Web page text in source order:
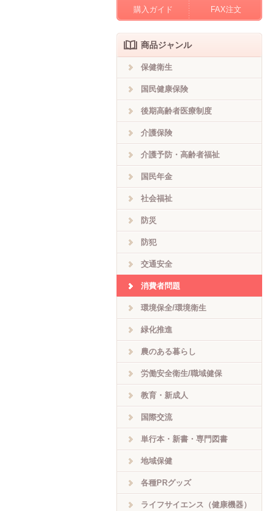
購入ガイド FAX注文
商品ジャンル
保健衛生
国民健康保険
後期高齢者医療制度
介護保険
介護予防・高齢者福祉
国民年金
社会福祉
防災
防犯
交通安全
消費者問題
環境保全/環境衛生
緑化推進
農のある暮らし
労働安全衛生/職域健保
教育・新成人
国際交流
単行本・新書・専門図書
地域保健
各種PRグッズ
ライフサイエンス（健康機器）